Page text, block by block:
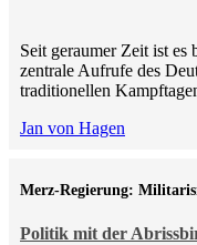
Seit geraumer Zeit ist es
zentrale Aufrufe des
traditionellen
Jan von Hagen
Politik mit der
Merz-Regierung: